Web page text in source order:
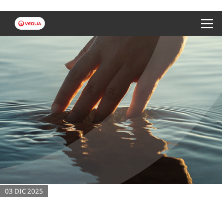
03 DIC 2025